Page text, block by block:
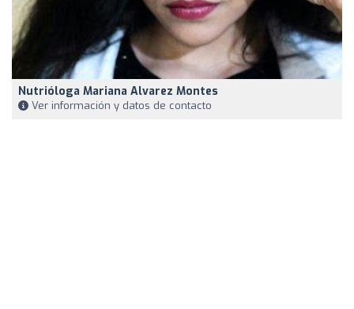
Nutrióloga Mariana Alvarez Montes
Ver información y datos de contacto